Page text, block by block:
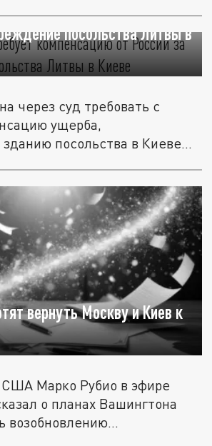
компенсацию от
посольства Литвы в
через суд требовать с
ущерба,
посольства в Киеве
вернуть Москву и Киев к
США Марко Рубио в эфире
о планах Вашингтона
возобновлению...